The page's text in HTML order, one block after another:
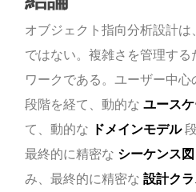
オブジェクト指向分析設計
ではない。複雑さを管理す
ワークである。ユーザー中
段階を経て、動的なユース
て、動的な ドメインモデル
最終的に精密な シーケンス図
み、最終的に精密な設計ク